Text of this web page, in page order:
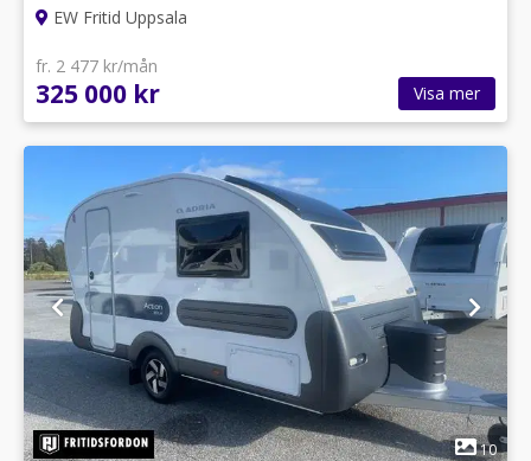
EW Fritid Uppsala
fr. 2 477 kr/mån
325 000 kr Visa mer
1
10